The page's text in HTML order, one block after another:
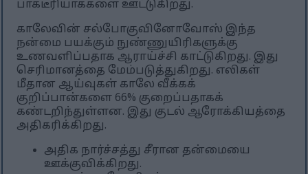
பாக்டீரியாக்களை ஊட்டுகிறது.
காலேவின் சல்போகுவினோவோஸ் இந்த
நன்மை பயக்கும் நுண்ணுயிரிகளுக்கு
உணவளிப்பதாக ஆராய்ச்சி காட்டுகிறது. இது
செரிமானத்தை மேம்படுத்துகிறது. எலிகள்
மீதான ஆய்வுகள் காலே வீக்கக்
குறிப்பான்களை 66% குறைப்பதாகக்
கண்டறிந்துள்ளன. இது குடல் ஆரோக்கியத்தை
அதிகரிக்கிறது.
அதிக நார்ச்சத்து சீரான தன்மையை
ஊக்குவிக்கிறது.